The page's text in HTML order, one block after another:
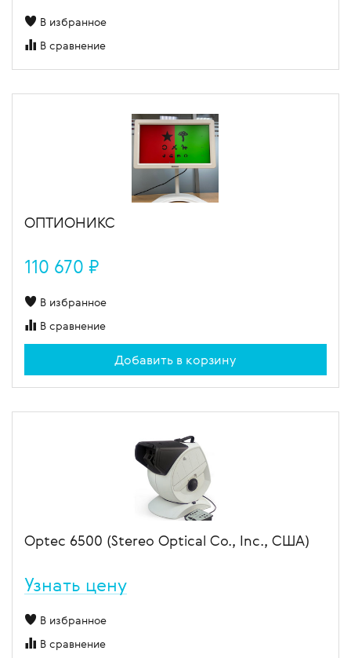
В избранное
В сравнение
ОПТИОНИКС
110 670 ₽
В избранное
В сравнение
Добавить в корзину
Optec 6500 (Stereo Optical Co., Inc., США)
Узнать цену
В избранное
В сравнение